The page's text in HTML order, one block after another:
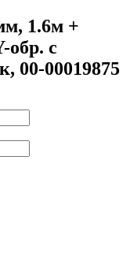
1.6м +
обр. с
00-00019875